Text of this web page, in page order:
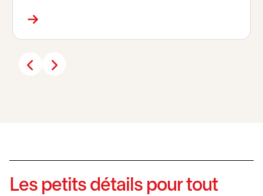
Les petits détails pour tout